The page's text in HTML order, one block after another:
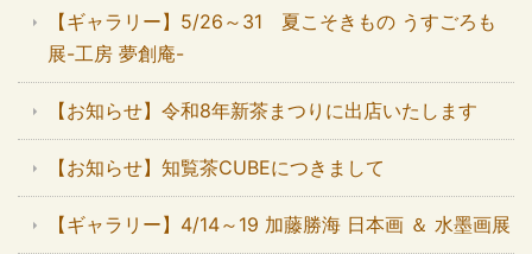
【ギャラリー】5/26～31 夏こそきもの うすごろも
展-工房 夢創庵-
【お知らせ】令和8年新茶まつりに出店いたします
【お知らせ】知覧茶CUBEにつきまして
【ギャラリー】4/14～19 加藤勝海 日本画 ＆ 水墨画展